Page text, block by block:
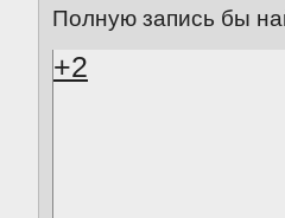
Полную запись бы
+2